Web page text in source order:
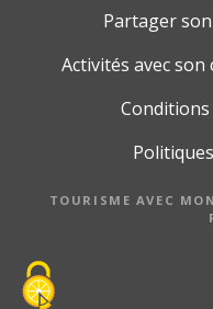
Partager
Activités avec son
TOURISME AVEC